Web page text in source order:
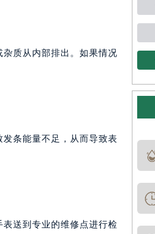
质从内部排出。如果情况
条能量不足，从而导致表
送到专业的维修点进行检